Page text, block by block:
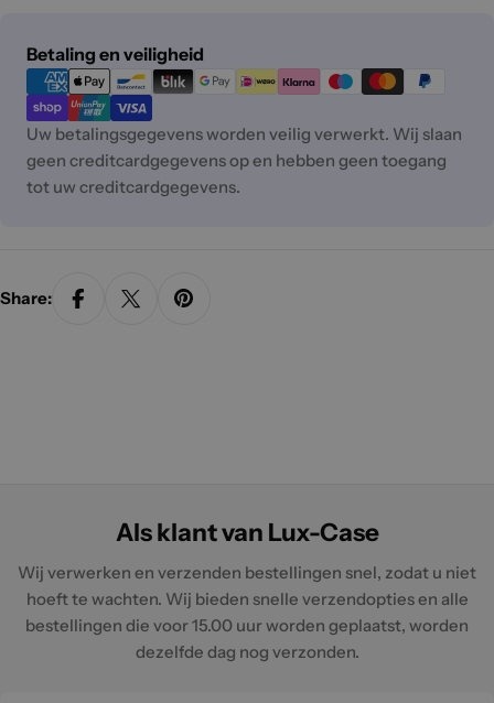
Betaling en veiligheid
Betaalmethoden
Uw betalingsgegevens worden veilig verwerkt. Wij slaan
geen creditcardgegevens op en hebben geen toegang
tot uw creditcardgegevens.
Share:
Als klant van Lux-Case
Wij verwerken en verzenden bestellingen snel, zodat u niet
hoeft te wachten. Wij bieden snelle verzendopties en alle
bestellingen die voor 15.00 uur worden geplaatst, worden
dezelfde dag nog verzonden.